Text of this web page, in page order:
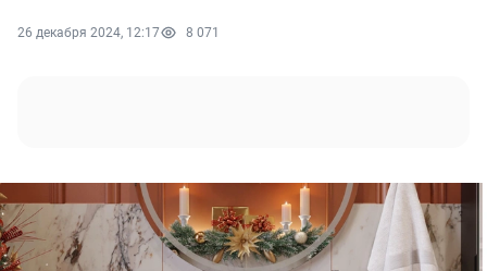
26 декабря 2024, 12:17 8 071